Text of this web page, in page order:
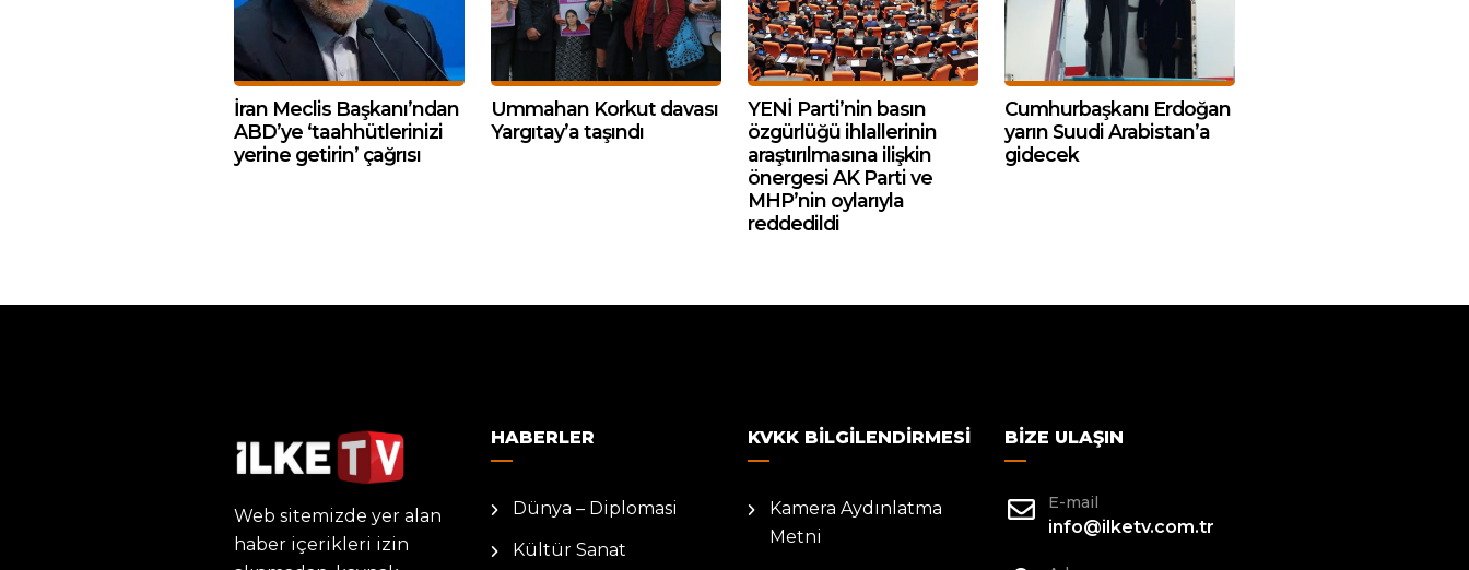
İran Meclis Başkanı’ndan
ABD’ye ‘taahhütlerinizi
yerine getirin’ çağrısı
Ummahan Korkut davası
Yargıtay’a taşındı
YENİ Parti’nin basın
özgürlüğü ihlallerinin
araştırılmasına ilişkin
önergesi AK Parti ve
MHP’nin oylarıyla
reddedildi
Cumhurbaşkanı Erdoğan
yarın Suudi Arabistan’a
gidecek
Web sitemizde yer alan
haber içerikleri izin
HABERLER
Dünya – Diplomasi
Kültür Sanat
KVKK BILGILENDIRMESI
Kamera Aydınlatma
Metni
BIZE ULAŞIN
E-mail
info@ilketv.com.tr